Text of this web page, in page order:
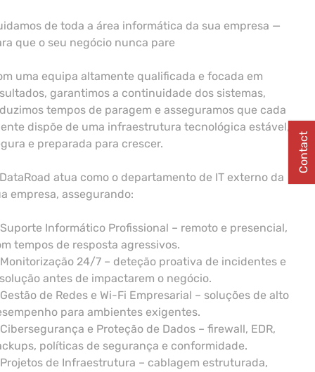
de toda a área informática da sua empresa —
que o seu negócio nunca pare
uma equipa altamente qualificada e focada em
garantimos a continuidade dos sistemas,
tempos de paragem e asseguramos que cada
dispõe de uma infraestrutura tecnológica estável,
e preparada para crescer.
atua como o departamento de IT externo da
empresa, assegurando:
Informático Profissional – remoto e presencial,
tempos de resposta agressivos.
24/7 – deteção proativa de incidentes e
antes de impactarem o negócio.
de Redes e Wi-Fi Empresarial – soluções de alto
para ambientes exigentes.
e Proteção de Dados – firewall, EDR,
políticas de segurança e conformidade.
de Infraestrutura – cablagem estruturada,
Contact